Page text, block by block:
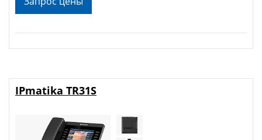
IPmatika TR31S